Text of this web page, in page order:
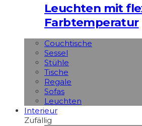
Leuchten mit
Farbtemperatur
Couchtische
Sessel
Stühle
Tische
Regale
Sofas
Leuchten
Interieur
Zufällig